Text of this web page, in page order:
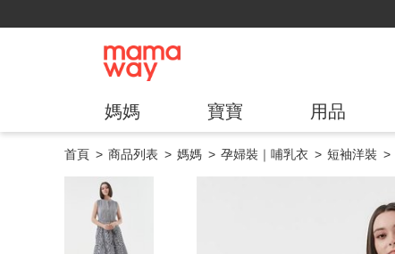
媽媽 寶寶 用品
首頁 商品列表 媽媽 孕婦裝｜哺乳衣 短袖洋裝